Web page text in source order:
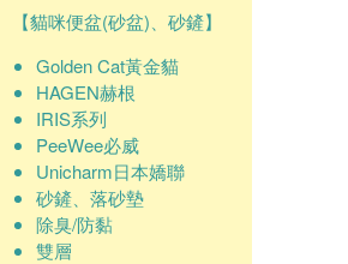
【貓咪便盆(砂盆)、砂鏟】
Golden Cat黃金貓
HAGEN赫根
IRIS系列
PeeWee必威
Unicharm日本嬌聯
砂鏟、落砂墊
除臭/防黏
雙層